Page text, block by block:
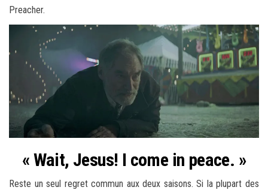
Preacher.
« Wait, Jesus! I come in peace. »
Reste un seul regret commun aux deux saisons. Si la plupart des